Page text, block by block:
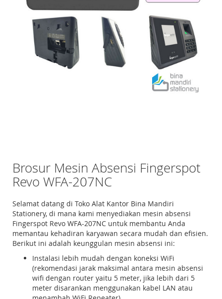
Brosur Mesin Absensi Fingerspot
Revo WFA-207NC
Selamat datang di Toko Alat Kantor Bina Mandiri
Stationery, di mana kami menyediakan mesin absensi
Fingerspot Revo WFA-207NC untuk membantu Anda
memantau kehadiran karyawan secara mudah dan efisien.
Berikut ini adalah keunggulan mesin absensi ini:
Instalasi lebih mudah dengan koneksi WiFi
(rekomendasi jarak maksimal antara mesin absensi
wifi dengan router yaitu 5 meter, jika lebih dari 5
meter disarankan menggunakan kabel LAN atau